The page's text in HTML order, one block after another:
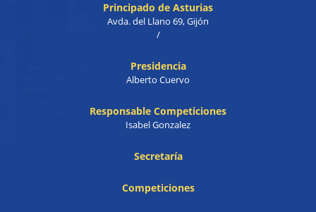
Principado de Asturias
Avda. del Llano 69, Gijón
/
Presidencia
Alberto Cuervo
Responsable Competiciones
Isabel Gonzalez
Secretaría
Competiciones